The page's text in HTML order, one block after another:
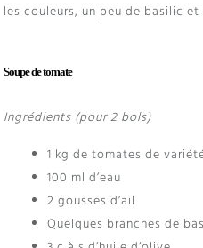
les couleurs, un peu de basilic
Soupe de tomate
Ingrédients (pour 2 bols)
1 kg de tomates de
100 ml d’eau
2 gousses d’ail
Quelques branches de